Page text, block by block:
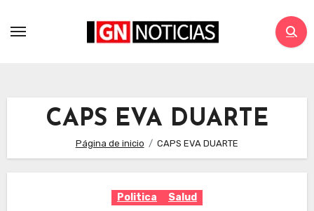
CAPS EVA DUARTE
Página de inicio CAPS EVA DUARTE
Politica Salud